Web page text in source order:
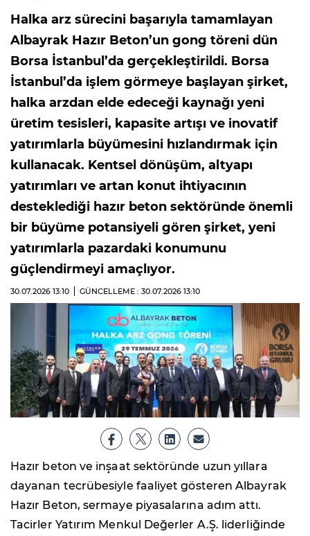
Halka arz sürecini başarıyla tamamlayan
Albayrak Hazır Beton’un gong töreni dün
Borsa İstanbul’da gerçekleştirildi. Borsa
İstanbul’da işlem görmeye başlayan şirket,
halka arzdan elde edeceği kaynağı yeni
üretim tesisleri, kapasite artışı ve inovatif
yatırımlarla büyümesini hızlandırmak için
kullanacak. Kentsel dönüşüm, altyapı
yatırımları ve artan konut ihtiyacının
desteklediği hazır beton sektöründe önemli
bir büyüme potansiyeli gören şirket, yeni
yatırımlarla pazardaki konumunu
güçlendirmeyi amaçlıyor.
30.07.2026 13:10 GÜNCELLEME : 30.07.2026 13:10
Hazır beton ve inşaat sektöründe uzun yıllara
dayanan tecrübesiyle faaliyet gösteren Albayrak
Hazır Beton, sermaye piyasalarına adım attı.
Tacirler Yatırım Menkul Değerler A.Ş. liderliğinde